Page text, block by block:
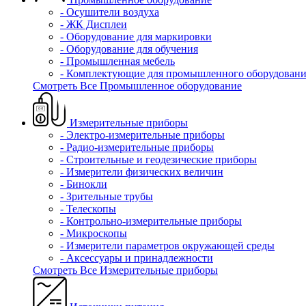
- Осушители воздуха
- ЖК Дисплеи
- Оборудование для маркировки
- Оборудование для обучения
- Промышленная мебель
- Комплектующие для промышленного
Смотреть Все Промышленное оборудование
Измерительные приборы
- Электро-измерительные приборы
- Радио-измерительные приборы
- Строительные и геодезические приборы
- Измерители физических величин
- Бинокли
- Зрительные трубы
- Телескопы
- Контрольно-измерительные приборы
- Микроскопы
- Измерители параметров окружающей среды
- Аксессуары и принадлежности
Смотреть Все Измерительные приборы